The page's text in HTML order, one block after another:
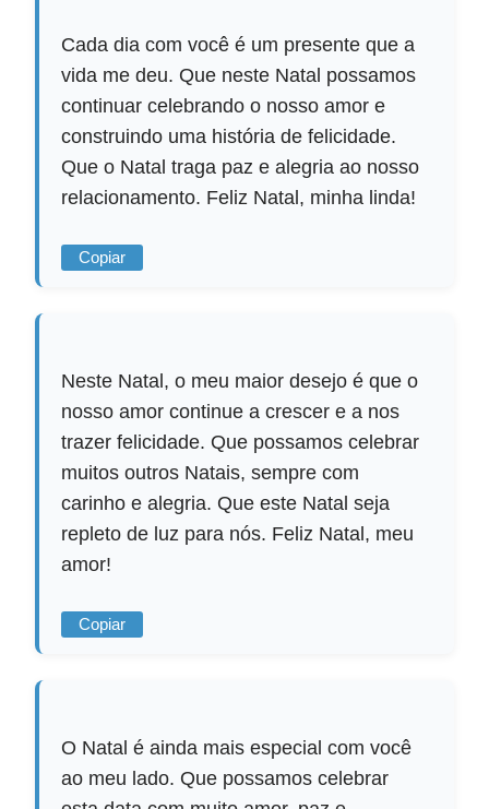
Cada dia com você é um presente que a
vida me deu. Que neste Natal possamos
continuar celebrando o nosso amor e
construindo uma história de felicidade.
Que o Natal traga paz e alegria ao nosso
relacionamento. Feliz Natal, minha linda!
Copiar
Neste Natal, o meu maior desejo é que o
nosso amor continue a crescer e a nos
trazer felicidade. Que possamos celebrar
muitos outros Natais, sempre com
carinho e alegria. Que este Natal seja
repleto de luz para nós. Feliz Natal, meu
amor!
Copiar
O Natal é ainda mais especial com você
ao meu lado. Que possamos celebrar